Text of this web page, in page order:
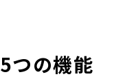
5つの機能